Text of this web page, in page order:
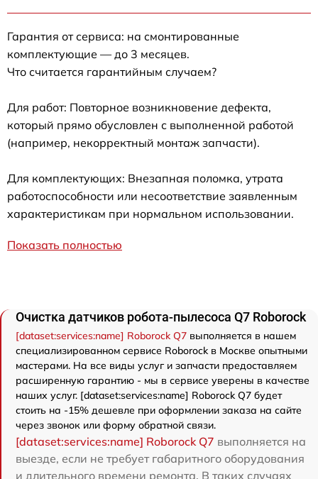
Гарантия от сервиса: на смонтированные
комплектующие — до 3 месяцев.
Что считается гарантийным случаем?
Для работ: Повторное возникновение дефекта,
который прямо обусловлен с выполненной работой
(например, некорректный монтаж запчасти).
Для комплектующих: Внезапная поломка, утрата
работоспособности или несоответствие заявленным
характеристикам при нормальном использовании.
Показать полностью
Очистка датчиков робота-пылесоса Q7 Roborock
[dataset:services:name] Roborock Q7 выполняется в нашем
специализированном сервисе Roborock в Москве опытными
мастерами. На все виды услуг и запчасти предоставляем
расширенную гарантию - мы в сервисе уверены в качестве
наших услуг. [dataset:services:name] Roborock Q7 будет
стоить на -15% дешевле при оформлении заказа на сайте
через звонок или форму обратной связи.
[dataset:services:name] Roborock Q7 выполняется на
выезде, если не требует габаритного оборудования
и длительного времени ремонта. В таких случаях